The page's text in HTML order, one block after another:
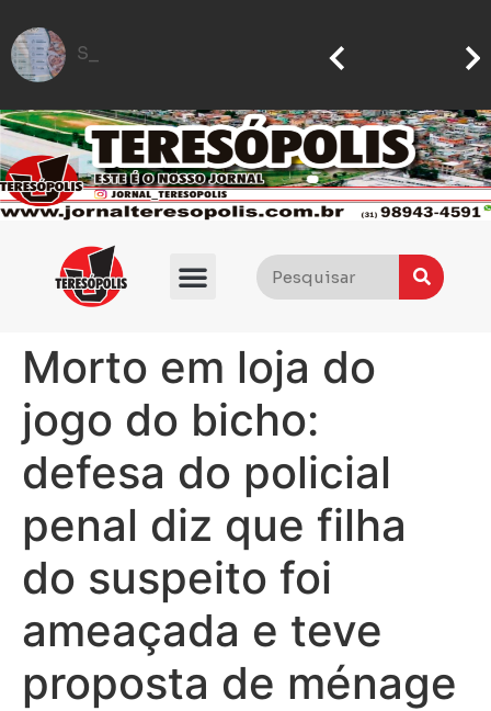
Seter dispon
Morto em loja do
jogo do bicho:
defesa do policial
penal diz que filha
do suspeito foi
ameaçada e teve
proposta de ménage